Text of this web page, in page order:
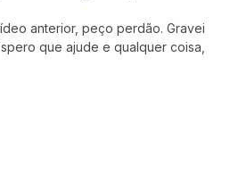
anterior, peço perdão. Gravei
que ajude e qualquer coisa,